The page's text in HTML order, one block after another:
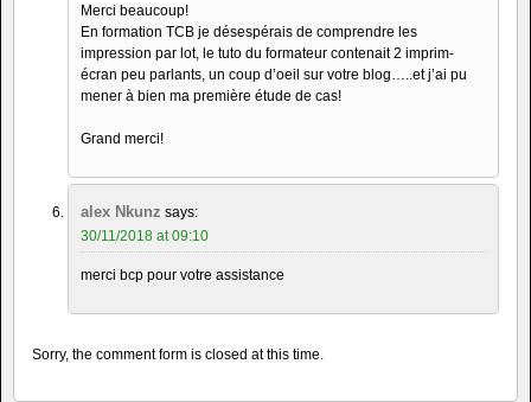
Merci beaucoup!
En formation TCB je désespérais de comprendre les
impression par lot, le tuto du formateur contenait 2 imprim-
écran peu parlants, un coup d’oeil sur votre blog…..et j’ai pu
mener à bien ma première étude de cas!
Grand merci!
alex Nkunz says:
30/11/2018 at 09:10
merci bcp pour votre assistance
Sorry, the comment form is closed at this time.